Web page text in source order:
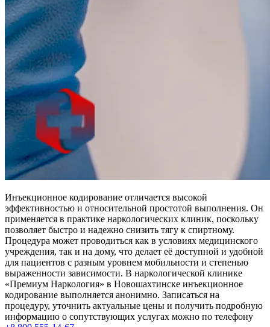
Инъекционное кодирование отличается высокой
эффективностью и относительной простотой выполнения. Он
применяется в практике наркологических клиник, поскольку
позволяет быстро и надежно снизить тягу к спиртному.
Процедура может проводиться как в условиях медицинского
учреждения, так и на дому, что делает её доступной и удобной
для пациентов с разным уровнем мобильности и степенью
выраженности зависимости. В наркологической клинике
«Премиум Наркология» в Новошахтинске инъекционное
кодирование выполняется анонимно. Записаться на
процедуру, уточнить актуальные цены и получить подробную
информацию о сопутствующих услугах можно по телефону